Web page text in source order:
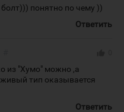
понятно по чему ))
Ответить
из "Хумо" можно ,а
тип оказывается
Ответить